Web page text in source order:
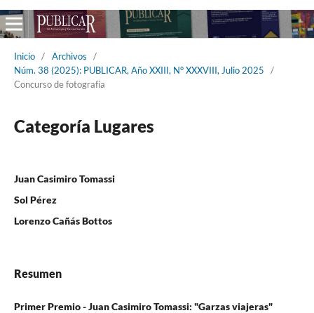
Inicio / Archivos
/
Núm. 38 (2025): PUBLICAR, Año XXIII, N° XXXVIII, Julio 2025
/
Concurso de fotografía
Categoría Lugares
Juan Casimiro Tomassi
Sol Pérez
Lorenzo Cañás Bottos
Resumen
Primer Premio - Juan Casimiro Tomassi: "Garzas viajeras"